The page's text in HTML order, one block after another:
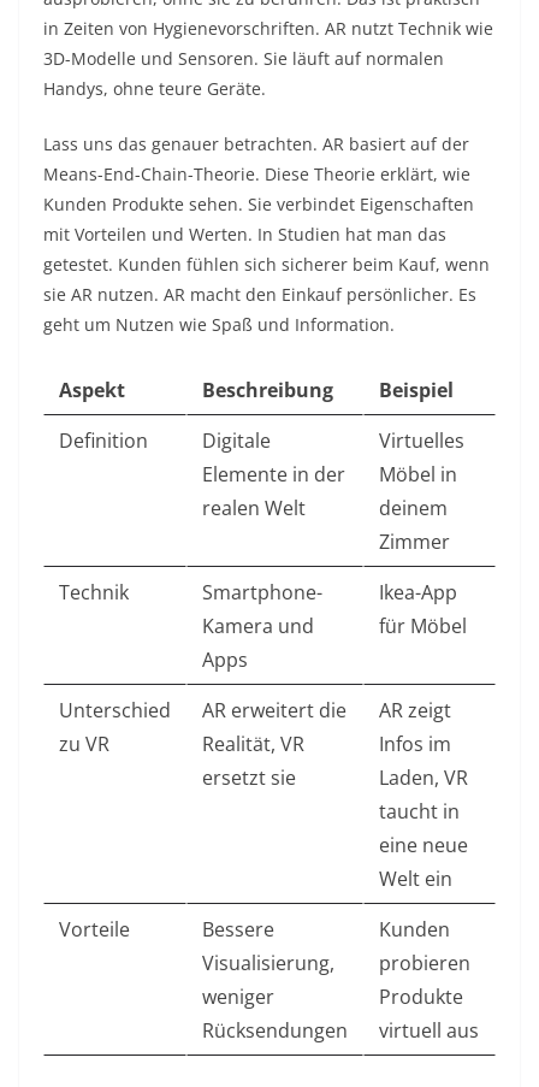
in Zeiten von Hygienevorschriften. AR nutzt Technik wie
3D-Modelle und Sensoren. Sie läuft auf normalen
Handys, ohne teure Geräte.
Lass uns das genauer betrachten. AR basiert auf der
Means-End-Chain-Theorie. Diese Theorie erklärt, wie
Kunden Produkte sehen. Sie verbindet Eigenschaften
mit Vorteilen und Werten. In Studien hat man das
getestet. Kunden fühlen sich sicherer beim Kauf, wenn
sie AR nutzen. AR macht den Einkauf persönlicher. Es
geht um Nutzen wie Spaß und Information.
Aspekt Beschreibung
Beispiel
Definition
Digitale
Elemente in der
realen Welt
Virtuelles
Möbel in
deinem
Zimmer
Technik
Smartphone-
Kamera und
Apps
Ikea-App
für Möbel
Unterschied
zu VR
AR erweitert die
Realität, VR
ersetzt sie
AR zeigt
Infos im
Laden, VR
taucht in
eine neue
Welt ein
Vorteile
Bessere
Visualisierung,
weniger
Rücksendungen
Kunden
probieren
Produkte
virtuell aus